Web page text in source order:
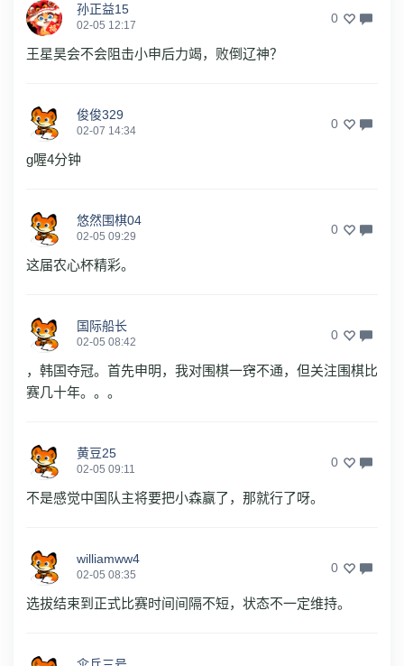
孙正益15
02-05 12:17 0
王星昊会不会阻击小申后力竭，败倒辽神？
俊俊329
02-07 14:34 0
g喔4分钟
悠然围棋04
02-05 09:29 0
这届农心杯精彩。
国际船长
02-05 08:42 0
，韩国夺冠。首先申明，我对围棋一窍不通，但关注围棋比
赛几十年。。。
黄豆25
02-05 09:11 0
不是感觉中国队主将要把小森赢了，那就行了呀。
williamww4
02-05 08:35 0
选拔结束到正式比赛时间间隔不短，状态不一定维持。